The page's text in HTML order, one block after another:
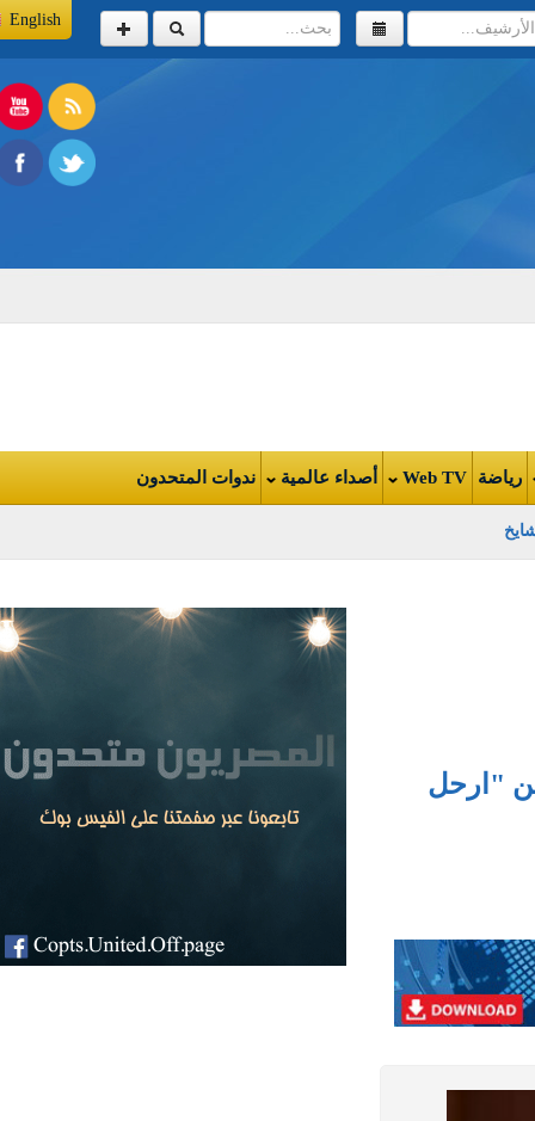
English
Web TV أصداء عالمية ندوات المتحدون
"ارحل